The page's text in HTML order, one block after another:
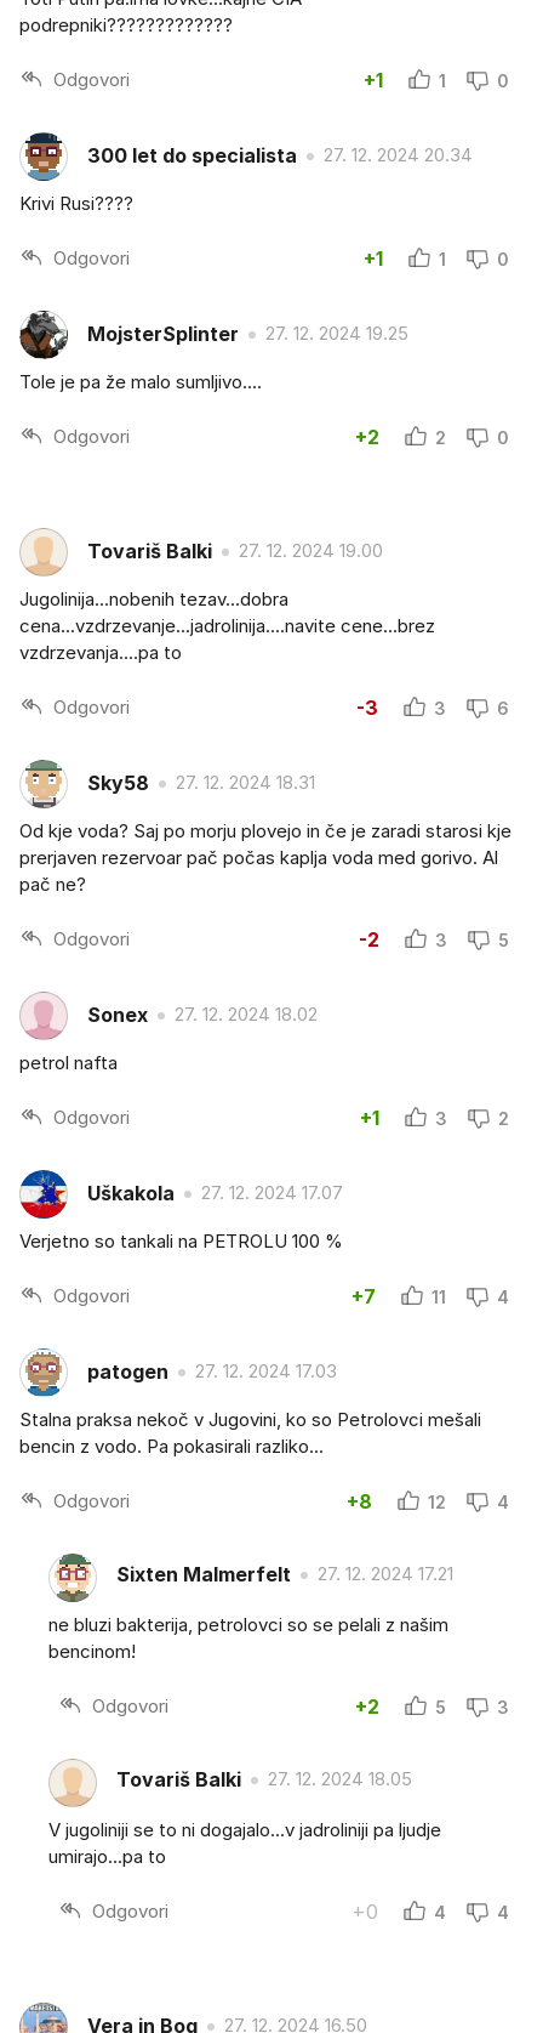
podrepniki?????????????
Odgovori +1 1 0
300 let do specialista 27. 12. 2024 20.34
Krivi Rusi????
Odgovori +1 1 0
MojsterSplinter 27. 12. 2024 19.25
Tole je pa že malo sumljivo....
Odgovori +2 2 0
Tovariš Balki 27. 12. 2024 19.00
Jugolinija...nobenih tezav...dobra
cena...vzdrzevanje...jadrolinija....navite cene...brez
vzdrzevanja....pa to
Odgovori -3 3 6
Sky58 27. 12. 2024 18.31
Od kje voda? Saj po morju plovejo in če je zaradi starosi kje
prerjaven rezervoar pač počas kaplja voda med gorivo. Al
pač ne?
Odgovori -2 3 5
Sonex 27. 12. 2024 18.02
petrol nafta
Odgovori +1 3 2
Uškakola 27. 12. 2024 17.07
Verjetno so tankali na PETROLU 100 %
Odgovori +7 11 4
patogen 27. 12. 2024 17.03
Stalna praksa nekoč v Jugovini, ko so Petrolovci mešali
bencin z vodo. Pa pokasirali razliko...
Odgovori +8 12 4
Sixten Malmerfelt 27. 12. 2024 17.21
ne bluzi bakterija, petrolovci so se pelali z našim
bencinom!
Odgovori +2 5 3
Tovariš Balki 27. 12. 2024 18.05
V jugoliniji se to ni dogajalo...v jadroliniji pa ljudje
umirajo...pa to
Odgovori +0 4 4
Vera in Bog 27. 12. 2024 16.50